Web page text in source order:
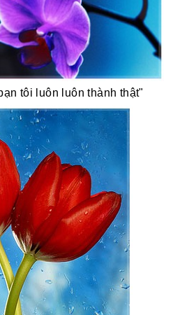
tôi luôn luôn thành thật"